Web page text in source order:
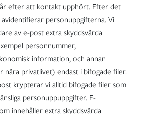
efter att kontakt upphört. Efter det
personuppgifterna. Vi
av e-post extra skyddsvärda
personnummer,
information, och annan
nära privatlivet) endast i bifogade filer.
krypterar vi alltid bifogade filer som
personuppuppgifter. E-
innehåller extra skyddsvärda